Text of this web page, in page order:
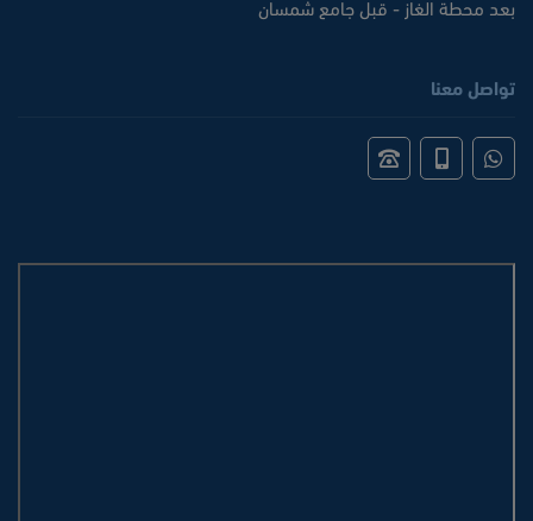
بعد محطة الغاز - قبل جامع شمسان
تواصل معنا